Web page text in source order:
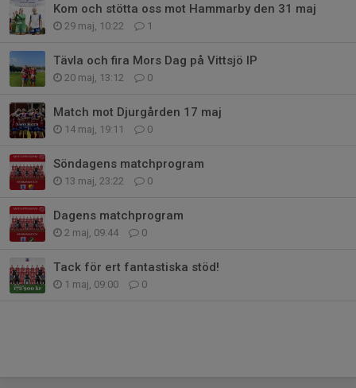
Kom och stötta oss mot Hammarby den 31 maj
29 maj, 10:22 1
Tävla och fira Mors Dag på Vittsjö IP
20 maj, 13:12 0
Match mot Djurgården 17 maj
14 maj, 19:11 0
Söndagens matchprogram
13 maj, 23:22 0
Dagens matchprogram
2 maj, 09:44 0
Tack för ert fantastiska stöd!
1 maj, 09:00 0